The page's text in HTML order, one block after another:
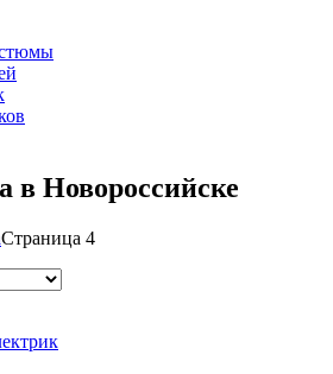
в Новороссийске
Страница 4